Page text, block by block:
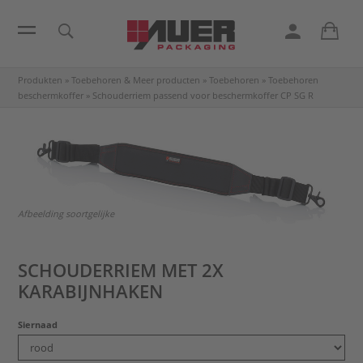
Produkten » Toebehoren & Meer producten » Toebehoren » Toebehoren
beschermkoffer » Schouderriem passend voor beschermkoffer CP SG R
Afbeelding soortgelijke
SCHOUDERRIEM MET 2X
KARABIJNHAKEN
Siernaad